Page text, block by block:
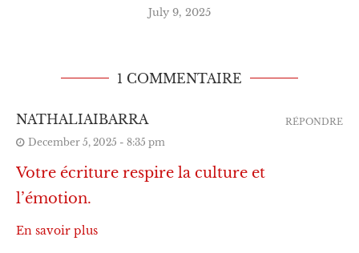
July 9, 2025
1 COMMENTAIRE
NATHALIAIBARRA
December 5, 2025 - 8:35 pm
Votre écriture respire la culture et
l’émotion.
En savoir plus
RÉPONDRE